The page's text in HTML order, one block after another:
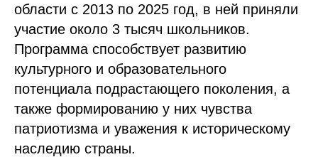
области с 2013 по 2025 год, в ней приняли
участие около 3 тысяч школьников.
Программа способствует развитию
культурного и образовательного
потенциала подрастающего поколения, а
также формированию у них чувства
патриотизма и уважения к историческому
наследию страны.